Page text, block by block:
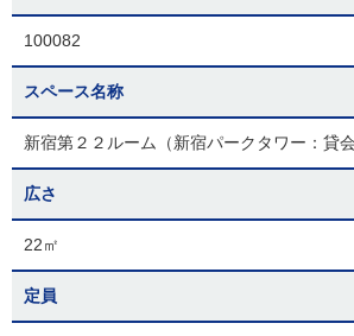
100082
スペース名称
新宿第２２ルーム（新宿パークタワー：貸会
広さ
22㎡
定員